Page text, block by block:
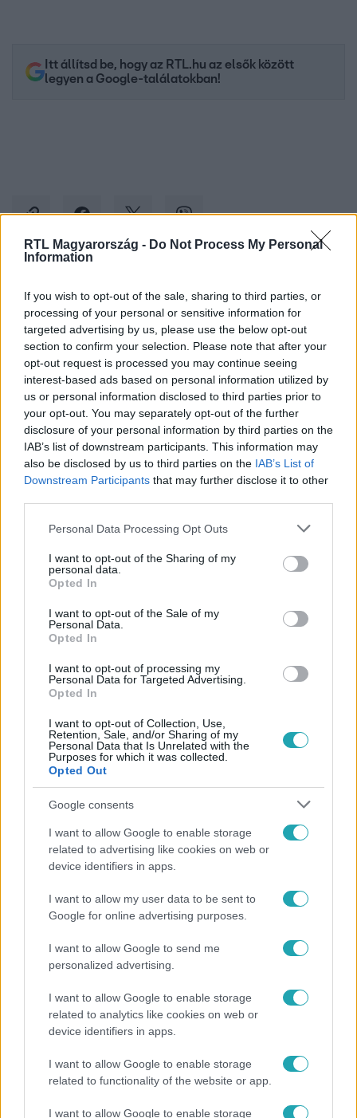
RTL Magyarország - Do Not Process My Personal
Information
If you wish to opt-out of the sale, sharing to third parties, or
processing of your personal or sensitive information for
targeted advertising by us, please use the below opt-out
section to confirm your selection. Please note that after your
opt-out request is processed you may continue seeing
interest-based ads based on personal information utilized by
us or personal information disclosed to third parties prior to
your opt-out. You may separately opt-out of the further
disclosure of your personal information by third parties on the
IAB’s list of downstream participants. This information may
also be disclosed by us to third parties on the IAB’s List of
Downstream Participants that may further disclose it to other
Please note that this website/app uses one or more Google
not limited to your visit or usage behaviour. You may click to
grant or deny consent to Google and its third-party tags to
use your data for below specified purposes in below Google
consent section.
Personal Data Processing Opt Outs
I want to opt-out of the Sharing of my
personal data.
Opted In
I want to opt-out of the Sale of my
Personal Data.
Opted In
I want to opt-out of processing my
Personal Data for Targeted Advertising.
Opted In
I want to opt-out of Collection, Use,
Retention, Sale, and/or Sharing of my
Personal Data that Is Unrelated with the
Purposes for which it was collected.
Opted Out
Google consents
I want to allow Google to enable storage
related to advertising like cookies on web or
device identifiers in apps.
I want to allow my user data to be sent to
Google for online advertising purposes.
I want to allow Google to send me
personalized advertising.
I want to allow Google to enable storage
related to analytics like cookies on web or
device identifiers in apps.
I want to allow Google to enable storage
related to functionality of the website or app.
I want to allow Google to enable storage
Itt állítsd be, hogy az RTL.hu az elsők között
legyen a Google-találatokban!
Facebookon is!
Követem
BULVÁR HORVÁTH CSENGE FÉSŰS NELLY
#VAJTÓ LAJOS #VAJTÓ ELZA #MODELL
TOVÁBBTANULÁS
Ennek a 3 csillagjegynek sorsfordító találkozást